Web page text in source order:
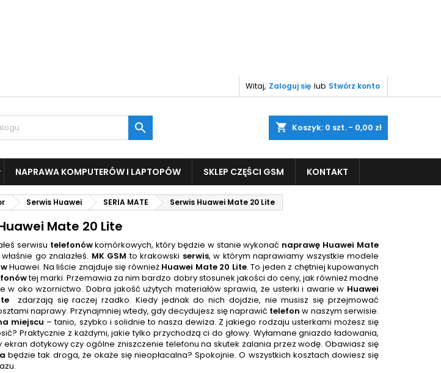
Witaj, Zaloguj się lub Stwórz konto
shopping_cart Koszyk: 0 szt. - 0,00 zł

NAPRAWA KOMPUTERÓW I LAPTOPÓW SKLEP CZĘŚCI GSM KONTAKT
Serwis Huawei SERIA MATE Serwis Huawei Mate 20 Lite
Mate 20 Lite
serwisu telefonówkomórkowych, który będzie w stanie wykonać naprawę Huawei Mate
go znalazłeś. MK GSM to krakowski serwis, w którym naprawiamy wszystkie modele
Huawei. Na liście znajduje się również Huawei Mate 20 Lite. To jeden z chętniej kupowanych
tej marki. Przemawia za nim bardzo dobry stosunek jakości do ceny, jak również modne
w oko wzornictwo. Dobra jakość użytych materiałów sprawia, że usterki i awarie w Huawei
zdarzają się raczej rzadko. Kiedy jednak do nich dojdzie, nie musisz się przejmować
naprawy. Przynajmniej wtedy, gdy decydujesz się naprawić telefon w naszym serwisie.
miejscu – tanio, szybko i solidnie to nasza dewiza. Z jakiego rodzaju usterkami możesz się
Praktycznie z każdymi, jakie tylko przychodzą ci do głowy. Wyłamane gniazdo ładowania,
ekran dotykowy czy ogólne zniszczenie telefonu na skutek zalania przez wodę. Obawiasz się
będzie tak droga, że okaże się nieopłacalna? Spokojnie. O wszystkich kosztach dowiesz się